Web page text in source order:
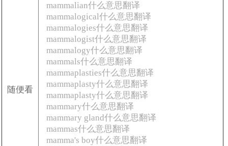
随便看
mammalian什么意思翻译
mammalogical什么意思翻译
mammalogies什么意思翻译
mammalogist什么意思翻译
mammalogy什么意思翻译
mammals什么意思翻译
mammaplasties什么意思翻译
mammaplasty什么意思翻译
mammaplasty什么意思翻译
mammary什么意思翻译
mammary gland什么意思翻译
mammas什么意思翻译
mamma's boy什么意思翻译